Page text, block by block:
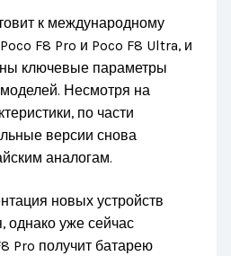
к международному
F8 Pro и Poco F8 Ultra, и
ключевые параметры
Несмотря на
по части
версии снова
аналогам.
новых устройств
однако уже сейчас
Pro получит батарею